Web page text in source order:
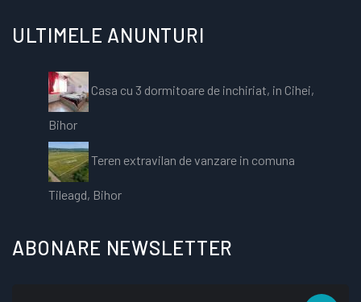
ULTIMELE ANUNTURI
Casa cu 3 dormitoare de inchiriat, in Cihei,
Bihor
Teren extravilan de vanzare in comuna
Tileagd, Bihor
ABONARE NEWSLETTER